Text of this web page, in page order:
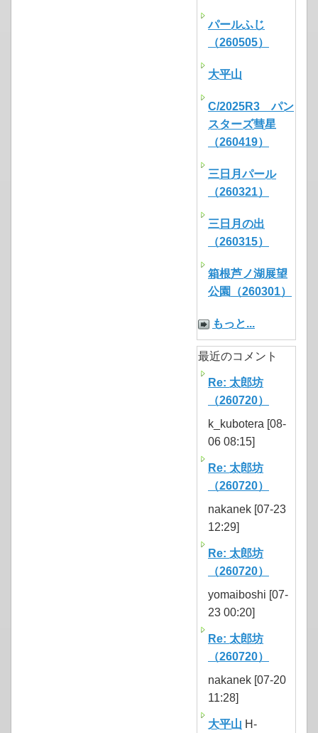
パールふじ
（260505）
大平山
C/2025R3 パン
スターズ彗星
（260419）
三日月パール
（260321）
三日月の出
（260315）
箱根芦ノ湖展望
公園（260301）
もっと...
最近のコメント
Re: 太郎坊
（260720）
k_kubotera [08-
06 08:15]
Re: 太郎坊
（260720）
nakanek [07-23
12:29]
Re: 太郎坊
（260720）
yomaiboshi [07-
23 00:20]
Re: 太郎坊
（260720）
nakanek [07-20
11:28]
大平山 H-